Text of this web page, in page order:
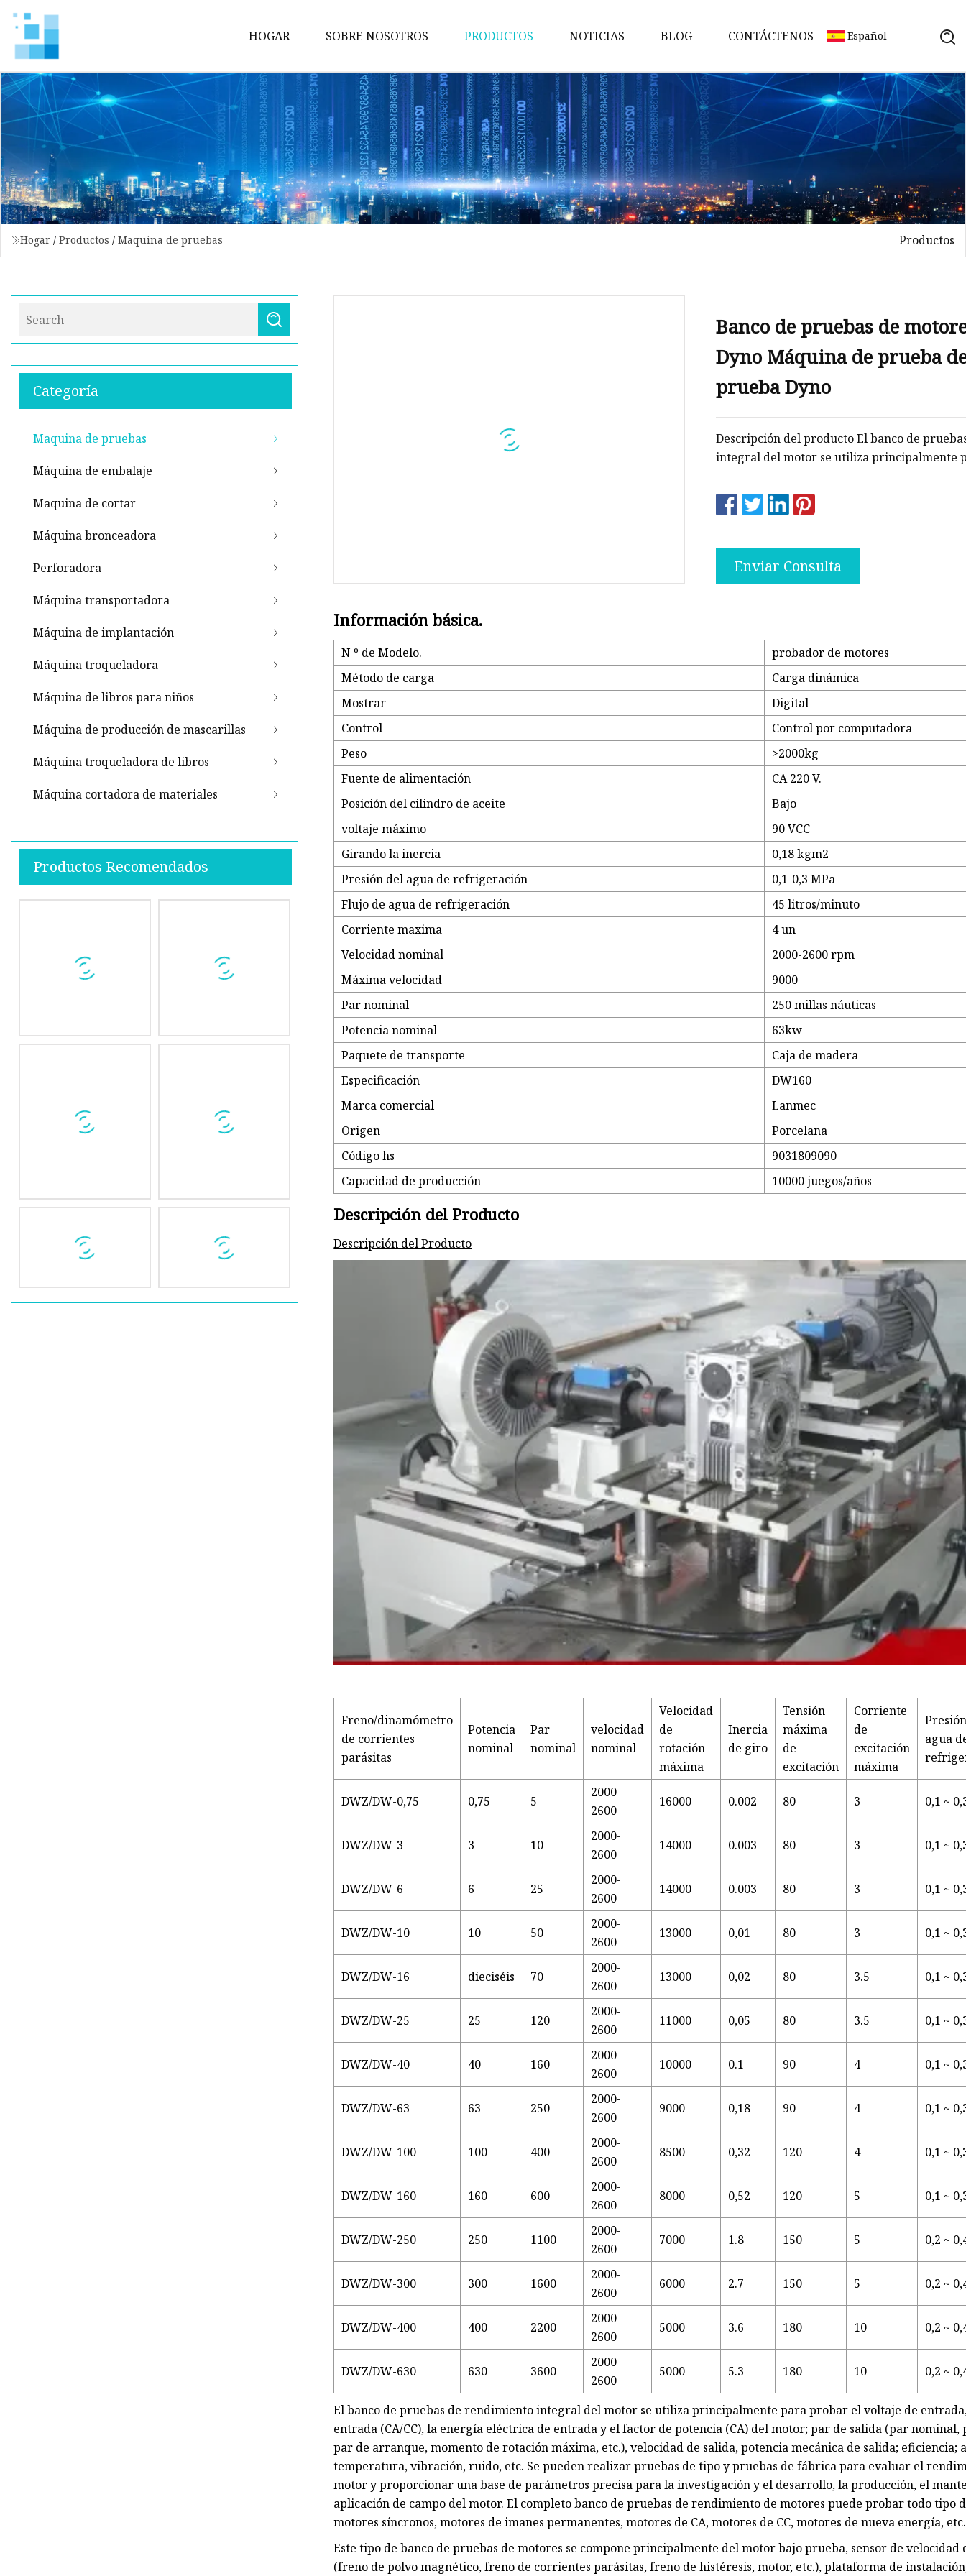
HOGAR SOBRE NOSOTROS PRODUCTOS
Maquina de pruebas
Máquina de embalaje
Maquina de cortar
Máquina bronceadora
Perforadora
Máquina transportadora
Máquina de libros para niños
NOTICIAS BLOG CONTÁCTENOS Español
Hogar / Productos / Maquina de pruebas Productos
Categoría
Maquina de pruebas
Máquina de embalaje
Maquina de cortar
Máquina bronceadora
Perforadora
Máquina transportadora
Máquina de implantación
Máquina troqueladora
Máquina de libros para niños
Máquina de producción de mascarillas
Máquina troqueladora de libros
Máquina cortadora de materiales
Productos Recomendados
Banco de pruebas de
Dyno Máquina de prueba
prueba Dyno
Descripción del producto El banco de
integral del motor se utiliza principalmente
Enviar Consulta
Información básica.
N º de Modelo.
probador de motores
Método de carga
Carga dinámica
Mostrar
Digital
Control
Control por computadora
Peso
>2000kg
Fuente de alimentación
CA 220 V.
Posición del cilindro de aceite
Bajo
voltaje máximo
90 VCC
Girando la inercia
0,18 kgm2
Presión del agua de refrigeración
0,1-0,3 MPa
Flujo de agua de refrigeración
45 litros/minuto
Corriente maxima
4 un
Velocidad nominal
2000-2600 rpm
Máxima velocidad
9000
Par nominal
250 millas náuticas
Potencia nominal
63kw
Paquete de transporte
Caja de madera
Especificación
DW160
Marca comercial
Lanmec
Origen
Porcelana
Código hs
9031809090
Capacidad de producción
10000 juegos/años
Descripción del Producto
Descripción del Producto
Freno/dinamómetro
de corrientes
parásitas
Potencia
nominal
Par
nominal
velocidad
nominal
Velocidad
de
rotación
máxima
Inercia
de giro
Tensión
máxima
de
excitación
Corriente
de
excitación
máxima
agua
DWZ/DW-0,75 0,75 5
2000-
2600
16000 0.002 80 3 0,1 ~
DWZ/DW-3 3 10
2000-
2600
14000 0.003 80 3 0,1 ~
DWZ/DW-6 6 25
2000-
2600
14000 0.003 80 3 0,1 ~
DWZ/DW-10 10 50
2000-
2600
13000 0,01 80 3 0,1 ~
DWZ/DW-16 dieciséis 70
2000-
2600
13000 0,02 80 3.5 0,1 ~
DWZ/DW-25 25 120
2000-
2600
11000 0,05 80 3.5 0,1 ~
DWZ/DW-40 40 160
2000-
2600
10000 0.1 90 4 0,1 ~
DWZ/DW-63 63 250
2000-
2600
9000 0,18 90 4 0,1 ~
DWZ/DW-100 100 400
2000-
2600
8500 0,32 120 4 0,1 ~
DWZ/DW-160 160 600
2000-
2600
8000 0,52 120 5 0,1 ~
DWZ/DW-250 250 1100
2000-
2600
7000 1.8 150 5 0,2 ~
DWZ/DW-300 300 1600
2000-
2600
6000 2.7 150 5 0,2 ~
DWZ/DW-400 400 2200
2000-
2600
5000 3.6 180 10 0,2 ~
DWZ/DW-630 630 3600
2000-
2600
5000 5.3 180 10 0,2 ~
El banco de pruebas de rendimiento integral del motor se utiliza principalmente para probar el voltaje de
entrada (CA/CC), la energía eléctrica de entrada y el factor de potencia (CA) del motor; par de salida (par
par de arranque, momento de rotación máxima, etc.), velocidad de salida, potencia mecánica de salida; eficiencia;
temperatura, vibración, ruido, etc. Se pueden realizar pruebas de tipo y pruebas de fábrica para evaluar el
motor y proporcionar una base de parámetros precisa para la investigación y el desarrollo, la producción, el
aplicación de campo del motor. El completo banco de pruebas de rendimiento de motores puede probar todo tipo
motores síncronos, motores de imanes permanentes, motores de CA, motores de CC, motores de nueva energía, etc.
Este tipo de banco de pruebas de motores se compone principalmente del motor bajo prueba, sensor de velocidad
(freno de polvo magnético, freno de corrientes parásitas, freno de histéresis, motor, etc.), plataforma de